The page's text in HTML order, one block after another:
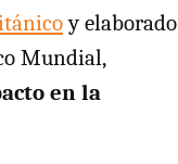
y elaborado
Mundial,
en la